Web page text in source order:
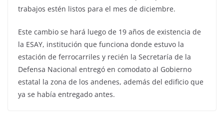
trabajos estén listos para el mes de diciembre.
Este cambio se hará luego de 19 años de existencia de
la ESAY, institución que funciona donde estuvo la
estación de ferrocarriles y recién la Secretaría de la
Defensa Nacional entregó en comodato al Gobierno
estatal la zona de los andenes, además del edificio que
ya se había entregado antes.